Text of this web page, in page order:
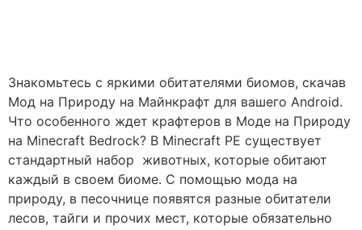
Знакомьтесь с яркими обитателями биомов, скачав
Мод на Природу на Майнкрафт для вашего Android.
Что особенного ждет крафтеров в Моде на Природу
на Minecraft Bedrock? В Minecraft PE существует
стандартный набор животных, которые обитают
каждый в своем биоме. С помощью мода на
природу, в песочнице появятся разные обитатели
лесов, тайги и прочих мест, которые обязательно